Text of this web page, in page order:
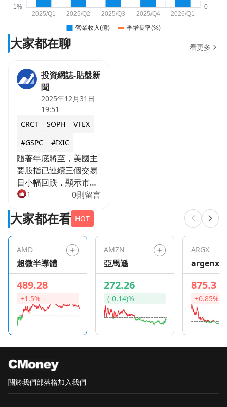
大家都在聊 看更多
投資網誌-貼盤新
聞
2025年12月31日
19:51
CRCT
SOPH
VTEX
#GSPC
#IXIC
隨著年底將至，美國主
要股指已連續三個交易
日小幅回跌，顯示市場
波動性及投資人謹慎情
尋找有潛力的投資機會
來豐厚回報。小市值股
票，儘管歷史上常被忽
視，仍提供潛在價值，
特別是那些具備強勁財
務狀況和明確成長路徑
的公司。投資人若能專
注於這些公司，或能在
這個常被忽略的市場區
健與成長挑戰
Cricut(CRCT)是一家設
計、行銷及分銷創意平
1 0則留言
大家都在看 HOT
AMD
超微半導體
489.28
+1.5%
AMZN
亞馬遜
272.26
(-0.14)%
ARGX
argenx
875.3
+0.85%
關於我們部落格加入我們